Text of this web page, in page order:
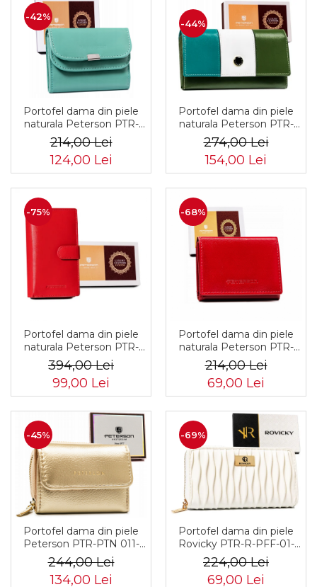
-42%
Portofel dama din piele
naturala Peterson PTR-
PTN RD-GC02-MCL-4383
214,00 Lei
124,00 Lei
-44%
Portofel dama din piele
naturala Peterson PTR-
PTN RD-08-GCL-S-3805
274,00 Lei
154,00 Lei
-75%
Portofel dama din piele
naturala Peterson PTR-
PTN RD-42-GCL
394,00 Lei
99,00 Lei
-68%
Portofel dama din piele
naturala Peterson PTR-
PTN RD-SWZX-86-GCL-4
214,00 Lei
69,00 Lei
-45%
Portofel dama din piele
Peterson PTR-PTN 011-
HRH-5093 GOL
244,00 Lei
134,00 Lei
-69%
Portofel dama din piele
Rovicky PTR-R-PFF-01-
6120 WH
224,00 Lei
69,00 Lei